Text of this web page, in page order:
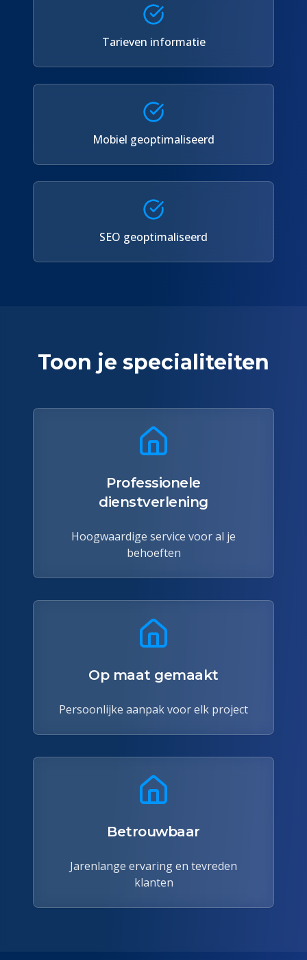
Tarieven informatie
Mobiel geoptimaliseerd
SEO geoptimaliseerd
Toon je specialiteiten
Professionele
dienstverlening
Hoogwaardige service voor al je
behoeften
Op maat gemaakt
Persoonlijke aanpak voor elk project
Betrouwbaar
Jarenlange ervaring en tevreden
klanten